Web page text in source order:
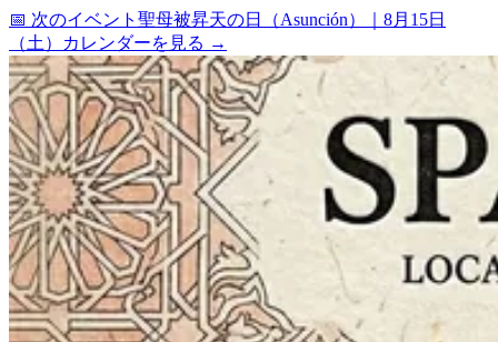
📅 次のイベント 聖母被昇天の日（Asunción）
8月15日
（土）
カレンダーを見る →